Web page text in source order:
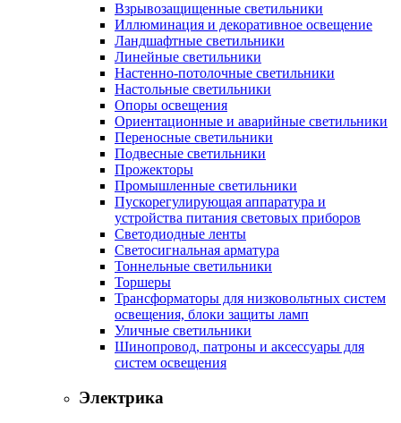
Взрывозащищенные светильники
Иллюминация и декоративное освещение
Ландшафтные светильники
Линейные светильники
Настенно-потолочные светильники
Настольные светильники
Опоры освещения
Ориентационные и аварийные светильники
Переносные светильники
Подвесные светильники
Прожекторы
Промышленные светильники
Пускорегулирующая аппаратура и
устройства питания световых приборов
Светодиодные ленты
Светосигнальная арматура
Тоннельные светильники
Торшеры
Трансформаторы для низковольтных систем
освещения, блоки защиты ламп
Уличные светильники
Шинопровод, патроны и аксессуары для
систем освещения
Электрика